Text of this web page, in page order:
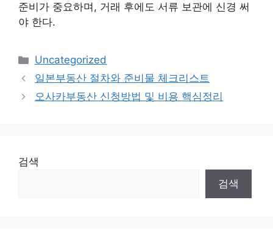
준비가 중요하며, 거래 후에도 서류 보관에 신경 써
야 한다.
Categories
Uncategorized
일본부동산 절차와 준비물 체크리스트
오사카부동산 신청방법 및 비용 핵심정리
검색
검색